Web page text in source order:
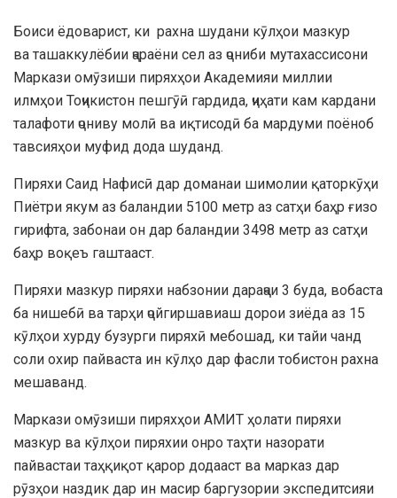
Боиси ёдоварист, ки рахна шудани кӯлҳои мазкур
ва ташаккулёбии ҷараёни сел аз ҷониби мутахассисони
Маркази омӯзиши пиряхҳои Академияи миллии
илмҳои Тоҷикистон пешгӯӣ гардида, ҷиҳати кам кардани
талафоти ҷониву молӣ ва иқтисодӣ ба мардуми поёноб
тавсияҳои муфид дода шуданд.
Пиряхи Саид Нафисӣ дар доманаи шимолии қаторкӯҳи
Пиётри якум аз баландии 5100 метр аз сатҳи баҳр ғизо
гирифта, забонаи он дар баландии 3498 метр аз сатҳи
баҳр воқеъ гаштааст.
Пиряхи мазкур пиряхи набзонии дараҷаи 3 буда, вобаста
ба нишебӣ ва тарҳи ҷойгиршавиаш дорои зиёда аз 15
кӯлҳои хурду бузурги пиряхӣ мебошад, ки тайи чанд
соли охир пайваста ин кӯлҳо дар фасли тобистон рахна
мешаванд.
Маркази омӯзиши пиряхҳои АМИТ ҳолати пиряхи
мазкур ва кӯлҳои пиряхии онро таҳти назорати
пайвастаи таҳқиқот қарор додааст ва марказ дар
рӯзҳои наздик дар ин масир баргузории экспедитсияи